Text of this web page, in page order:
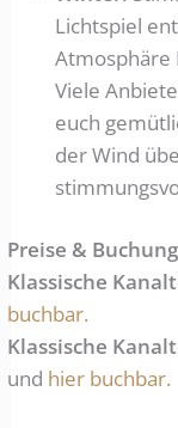
Lichtspiel
Atmosphäre
Viele
euch
der Wind
Preise & Buchung
Klassische
buchbar.
Klassische
und hier buchbar.